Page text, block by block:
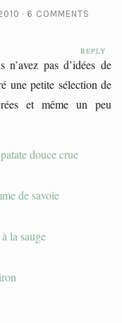
6 COMMENTS
pas d’idées de
une petite sélection de
et même un peu
douce crue
de savoie
la sauge
REPLY
REPLY